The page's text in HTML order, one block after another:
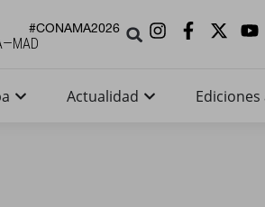
#CONAMA2026
Actualidad